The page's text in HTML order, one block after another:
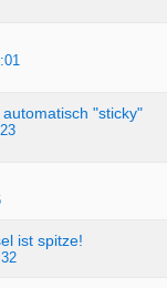
"sticky"
ist spitze!